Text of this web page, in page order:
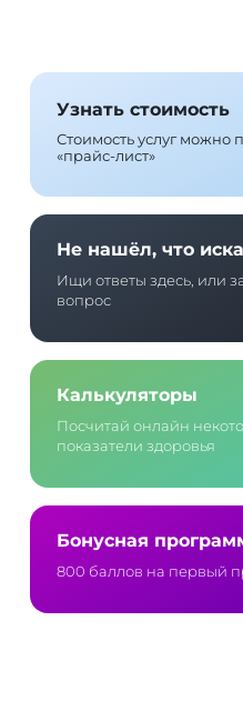
Узнать стоимость
Стоимость услуг можно
«прайс-лист»
Не нашёл, что
Ищи ответы здесь, или
вопрос
Калькуляторы
Посчитай онлайн
показатели здоровья
Бонусная
800 баллов на первый